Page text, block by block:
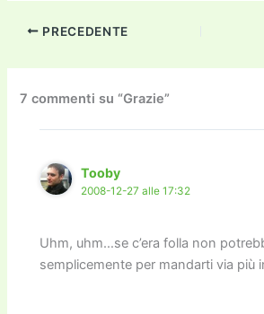
c
e
b
o
o
k
itt
er
ai
l
d
n
a
PRECEDENTE
7 commenti su “Grazie”
Tooby
2008-12-27 alle 17:32
Uhm, uhm…se c’era folla non
semplicemente per mandarti via più